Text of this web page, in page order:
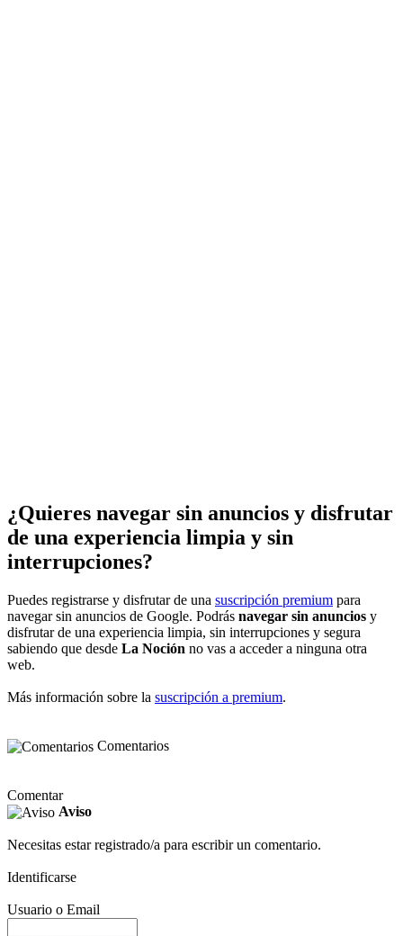
¿Quieres navegar sin anuncios y disfrutar
de una experiencia limpia y sin
interrupciones?
Puedes registrarse y disfrutar de una suscripción premium para
navegar sin anuncios de Google. Podrás navegar sin anuncios y
disfrutar de una experiencia limpia, sin interrupciones y segura
sabiendo que desde La Noción no vas a acceder a ninguna otra
web.
Más información sobre la suscripción a premium.
Comentarios
Comentar
Aviso
Necesitas estar registrado/a para escribir un comentario.
Identificarse
Usuario o Email